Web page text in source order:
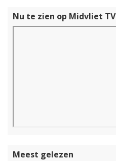
Nu te zien op Midvliet TV
Meest gelezen